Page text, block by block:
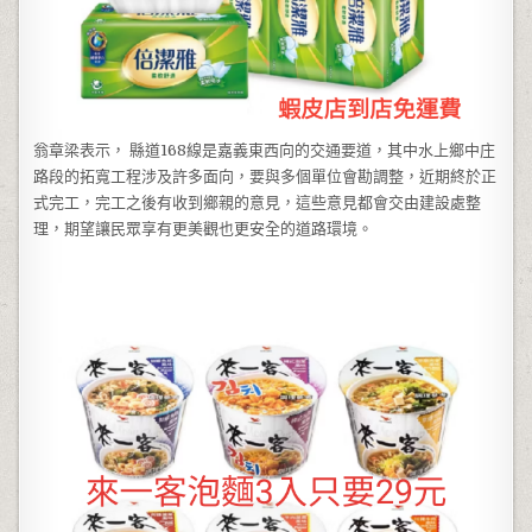
翁章梁表示， 縣道168線是嘉義東西向的交通要道，其中水上鄉中庄
路段的拓寬工程涉及許多面向，要與多個單位會勘調整，近期終於正
式完工，完工之後有收到鄉親的意見，這些意見都會交由建設處整
理，期望讓民眾享有更美觀也更安全的道路環境。